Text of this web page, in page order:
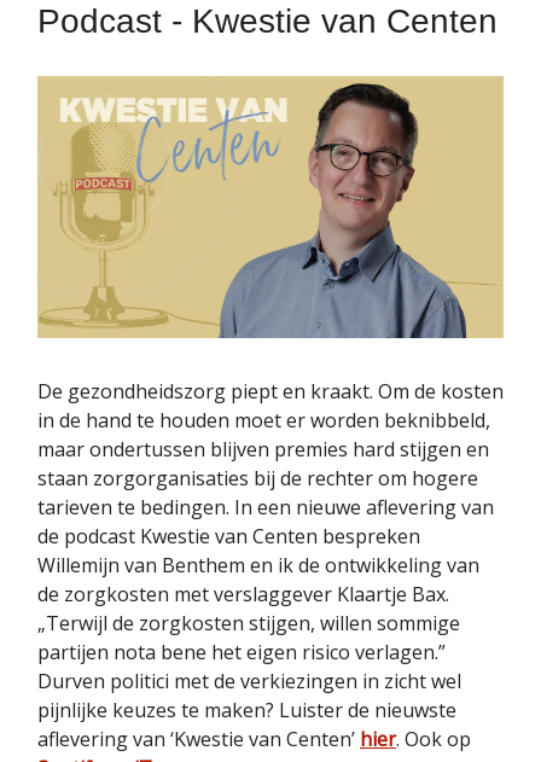
Podcast - Kwestie van Centen
De gezondheidszorg piept en kraakt. Om de kosten
in de hand te houden moet er worden beknibbeld,
maar ondertussen blijven premies hard stijgen en
staan zorgorganisaties bij de rechter om hogere
tarieven te bedingen. In een nieuwe aflevering van
de podcast Kwestie van Centen bespreken
Willemijn van Benthem en ik de ontwikkeling van
de zorgkosten met verslaggever Klaartje Bax.
„Terwijl de zorgkosten stijgen, willen sommige
partijen nota bene het eigen risico verlagen.”
Durven politici met de verkiezingen in zicht wel
pijnlijke keuzes te maken? Luister de nieuwste
aflevering van ‘Kwestie van Centen’ hier. Ook op